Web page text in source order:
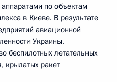
по объектам
в Киеве. В результате
авиационной
Украины,
беспилотных летательных
крылатых ракет